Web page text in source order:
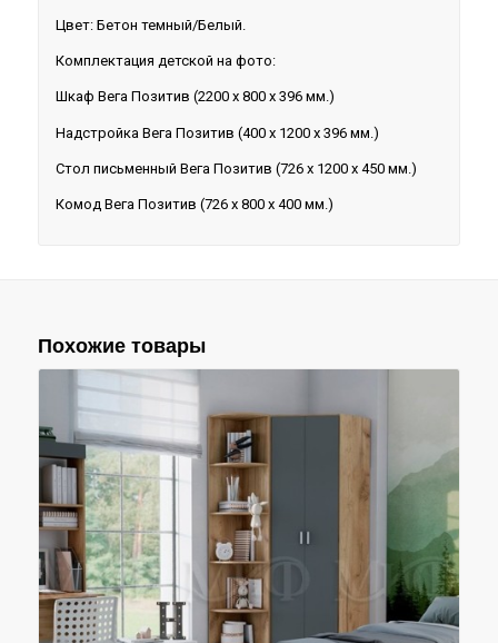
Цвет: Бетон темный/Белый.
Комплектация детской на фото:
Шкаф Вега Позитив (2200 х 800 х 396 мм.)
Надстройка Вега Позитив (400 х 1200 х 396 мм.)
Стол письменный Вега Позитив (726 х 1200 х 450 мм.)
Комод Вега Позитив (726 х 800 х 400 мм.)
Похожие товары